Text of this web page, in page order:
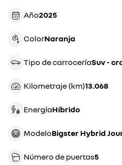
Año 2025
Color naranja
Tipo de carrocería suv -
Kilometraje (km) 13.068
Energía híbrido
Modelo Bigster Hybrid
Número de puertas5